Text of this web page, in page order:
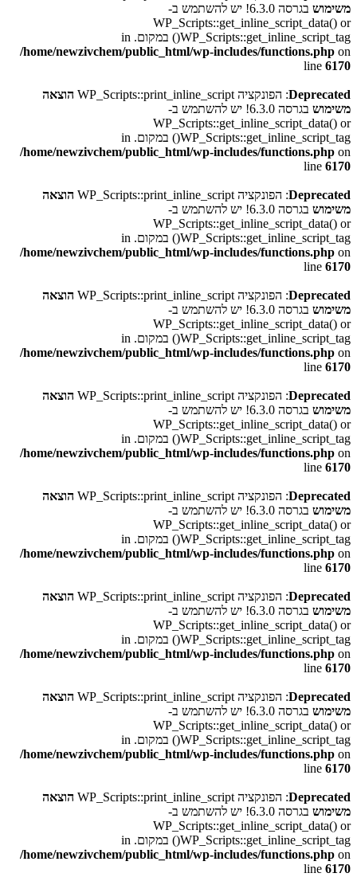
משימוש
בגרסה 6.3.0! יש להשתמש ב-
WP_Scripts::get_inline_script_data() or
WP_Scripts::get_inline_script_tag() במקום. in
/home/newzivchem/public_html/wp-includes/functions.php on
line 6170
Deprecated: הפונקציה WP_Scripts::print_inline_script
הוצאה
משימוש
בגרסה 6.3.0! יש להשתמש ב-
WP_Scripts::get_inline_script_data() or
WP_Scripts::get_inline_script_tag() במקום. in
/home/newzivchem/public_html/wp-includes/functions.php on
line 6170
Deprecated: הפונקציה WP_Scripts::print_inline_script
הוצאה
משימוש
בגרסה 6.3.0! יש להשתמש ב-
WP_Scripts::get_inline_script_data() or
WP_Scripts::get_inline_script_tag() במקום. in
/home/newzivchem/public_html/wp-includes/functions.php on
line 6170
Deprecated: הפונקציה WP_Scripts::print_inline_script
הוצאה
משימוש
בגרסה 6.3.0! יש להשתמש ב-
WP_Scripts::get_inline_script_data() or
WP_Scripts::get_inline_script_tag() במקום. in
/home/newzivchem/public_html/wp-includes/functions.php on
line 6170
Deprecated: הפונקציה WP_Scripts::print_inline_script
הוצאה
משימוש
בגרסה 6.3.0! יש להשתמש ב-
WP_Scripts::get_inline_script_data() or
WP_Scripts::get_inline_script_tag() במקום. in
/home/newzivchem/public_html/wp-includes/functions.php on
line 6170
Deprecated: הפונקציה WP_Scripts::print_inline_script
הוצאה
משימוש
בגרסה 6.3.0! יש להשתמש ב-
WP_Scripts::get_inline_script_data() or
WP_Scripts::get_inline_script_tag() במקום. in
/home/newzivchem/public_html/wp-includes/functions.php on
line 6170
Deprecated: הפונקציה WP_Scripts::print_inline_script
הוצאה
משימוש
בגרסה 6.3.0! יש להשתמש ב-
WP_Scripts::get_inline_script_data() or
WP_Scripts::get_inline_script_tag() במקום. in
/home/newzivchem/public_html/wp-includes/functions.php on
line 6170
Deprecated: הפונקציה WP_Scripts::print_inline_script
הוצאה
משימוש
בגרסה 6.3.0! יש להשתמש ב-
WP_Scripts::get_inline_script_data() or
WP_Scripts::get_inline_script_tag() במקום. in
/home/newzivchem/public_html/wp-includes/functions.php on
line 6170
Deprecated: הפונקציה WP_Scripts::print_inline_script
הוצאה
משימוש
בגרסה 6.3.0! יש להשתמש ב-
WP_Scripts::get_inline_script_data() or
WP_Scripts::get_inline_script_tag() במקום. in
/home/newzivchem/public_html/wp-includes/functions.php on
line 6170